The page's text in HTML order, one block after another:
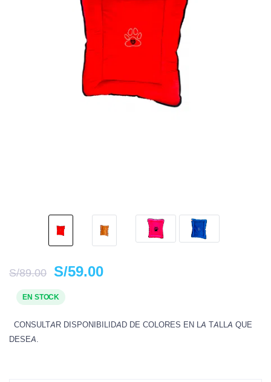
S/89.00 S/59.00
EN STOCK
CONSULTAR DISPONIBILIDAD DE COLORES EN LA TALLA QUE
DESEA.